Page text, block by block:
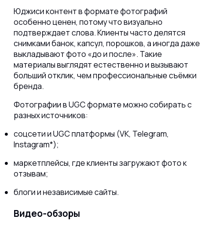
Юджиси контент в формате фотографий
особенно ценен, потому что визуально
подтверждает слова. Клиенты часто делятся
снимками банок, капсул, порошков, а иногда даже
выкладывают фото «до и после». Такие
материалы выглядят естественно и вызывают
больший отклик, чем профессиональные съёмки
бренда.
Фотографии в UGC формате можно собирать с
разных источников:
соцсети и UGC платформы (VK, Telegram,
Instagram*);
маркетплейсы, где клиенты загружают фото к
отзывам;
блоги и независимые сайты.
Видео-обзоры